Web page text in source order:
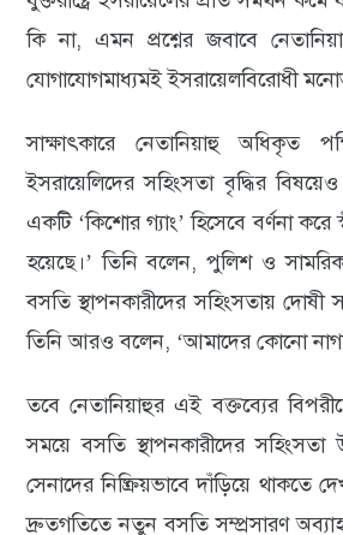
কি না, এমন প্রশ্নের জবাবে
যোগাযোগমাধ্যমই ইসরায়েলবিরোধী
সাক্ষাৎকারে নেতানিয়াহু অধিকৃত
ইসরায়েলিদের সহিংসতা বৃদ্ধির
একটি ‘কিশোর গ্যাং’ হিসেবে বর্ণনা করে
হয়েছে।’ তিনি বলেন, পুলিশ ও
বসতি স্থাপনকারীদের সহিংসতায় দোষী
তিনি আরও বলেন, ‘আমাদের কোনো
তবে নেতানিয়াহুর এই বক্তব্যের
সময়ে বসতি স্থাপনকারীদের
সেনাদের নিষ্ক্রিয়ভাবে দাঁড়িয়ে
দ্রুতগতিতে নতুন বসতি সম্প্রসারণ